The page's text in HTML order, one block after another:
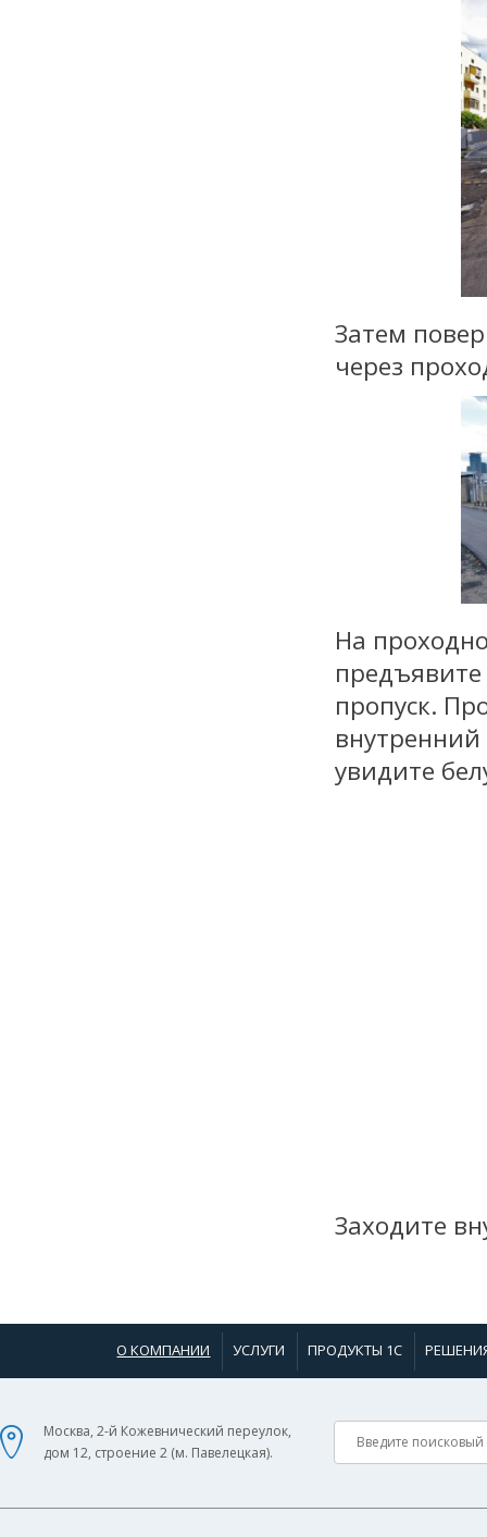
Затем
через
На
пропуск.
увидите
Заходите
О КОМПАНИИ УСЛУГИ ПРОДУКТЫ 1С
Москва, 2-й Кожевнический переулок,
дом 12, строение 2 (м. Павелецкая).